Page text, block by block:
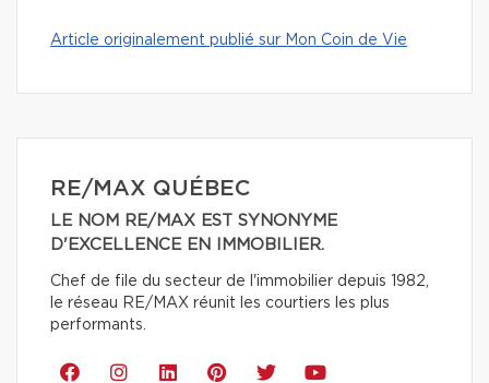
Article originalement publié sur Mon Coin de Vie
RE/MAX QUÉBEC
LE NOM RE/MAX EST SYNONYME
D'EXCELLENCE EN IMMOBILIER.
Chef de file du secteur de l'immobilier depuis 1982,
le réseau RE/MAX réunit les courtiers les plus
performants.